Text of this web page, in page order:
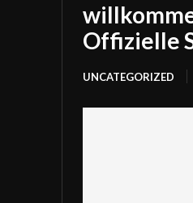
Offizielle
UNCATEGORIZED